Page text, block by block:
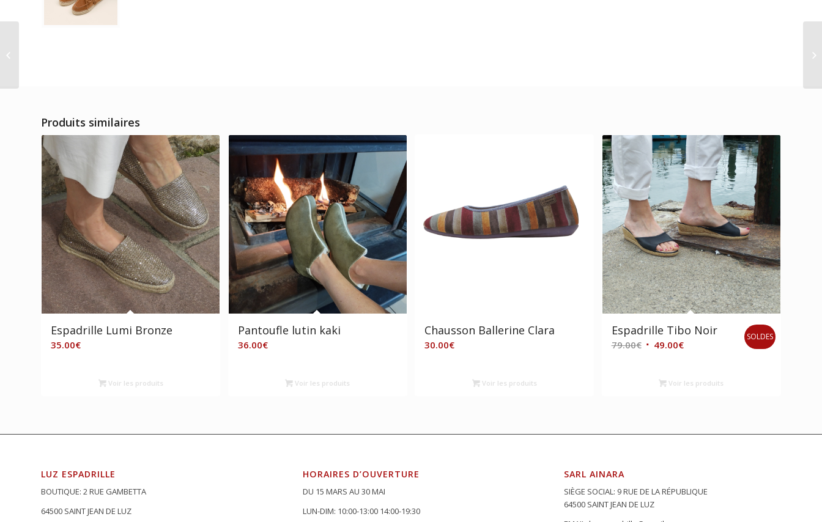
Produits similaires
Espadrille Lumi Bronze
35.00€
Voir les produits
Pantoufle lutin kaki
36.00€
Voir les produits
Chausson Ballerine Clara
30.00€
Voir les produits
Espadrille Tibo Noir
79.00€ Le
était :
49.00€Le
est :
SOLDES
Voir les produits
LUZ ESPADRILLE
BOUTIQUE: 2 RUE GAMBETTA
64500 SAINT JEAN DE LUZ
HORAIRES D’OUVERTURE
DU 15 MARS AU 30 MAI
LUN-DIM: 10:00-13:00 14:00-19:30
SARL AINARA
SIÈGE SOCIAL: 9 RUE DE LA RÉPUBLIQUE
64500 SAINT JEAN DE LUZ